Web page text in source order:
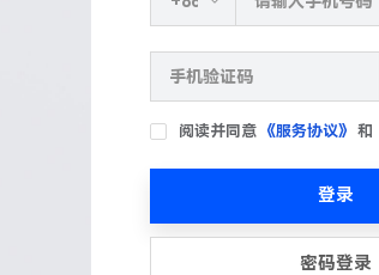
阅读并同意 《服务协议》 和
登录
密码登录